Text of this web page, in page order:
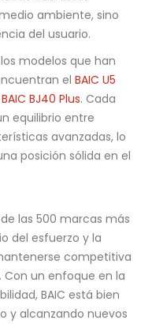
ambiente, sino
del usuario.
modelos que han
elBAIC U5
BAIC BJ40 Plus. Cada
equilibrio entre
avanzadas, lo
posición sólida en el
las 500 marcas más
del esfuerzo y la
competitiva
un enfoque en la
BAIC está bien
y alcanzando nuevos